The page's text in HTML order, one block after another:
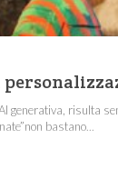
generativa, risulta
bastano...